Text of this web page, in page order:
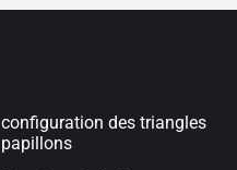
configuration des triangles
papillons